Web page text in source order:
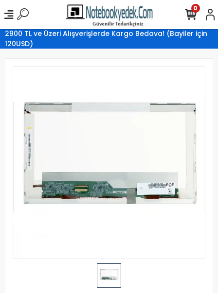
2900 TL ve Üzeri Alışverişlerde Kargo Bedava! (Bayiler için
120USD)
0